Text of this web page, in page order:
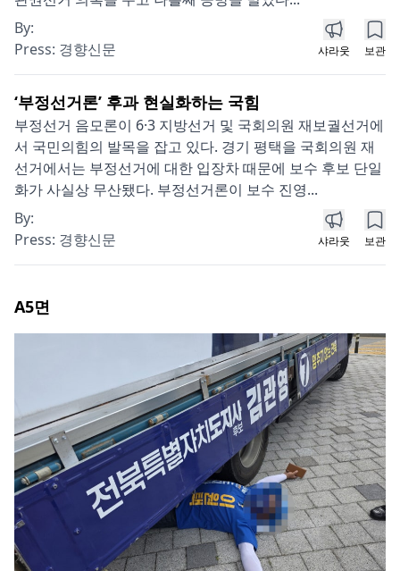
By:
Press: 경향신문 샤라웃 보관
‘부정선거론’ 후과 현실화하는 국힘
부정선거 음모론이 6·3 지방선거 및 국회의원 재보궐선거에
서 국민의힘의 발목을 잡고 있다. 경기 평택을 국회의원 재
선거에서는 부정선거에 대한 입장차 때문에 보수 후보 단일
화가 사실상 무산됐다. 부정선거론이 보수 진영...
By:
Press: 경향신문 샤라웃 보관
A5면